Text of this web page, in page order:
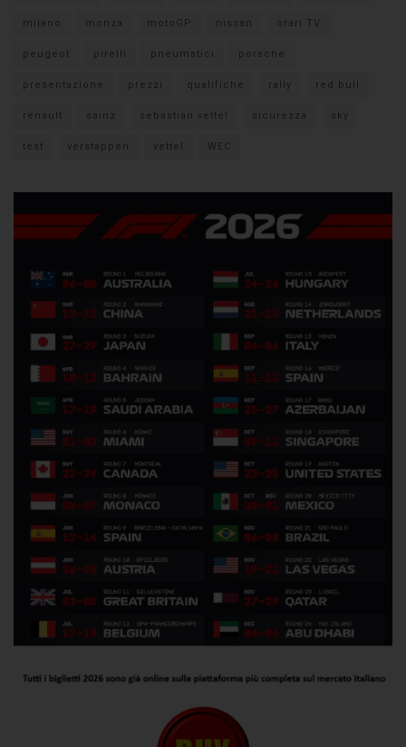
milano monza motoGP nissan orari TV
peugeot pirelli pneumatici porsche
presentazione prezzi qualifiche rally red bull
renault sainz sebastian vettel sicurezza sky
test verstappen vettel WEC